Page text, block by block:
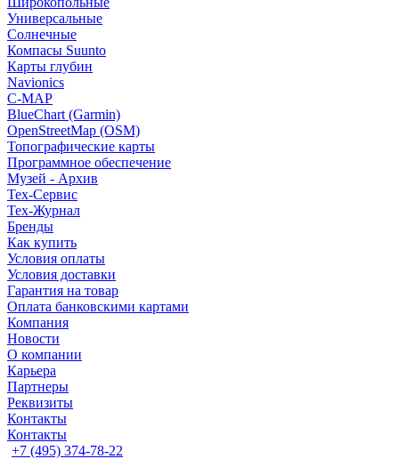
Универсальные
Солнечные
Компасы Suunto
Карты глубин
Navionics
C-MAP
BlueChart (Garmin)
OpenStreetMap (OSM)
Топографические карты
Программное обеспечение
Музей - Архив
Tex-Сервис
Тех-Журнал
Бренды
Как купить
Условия оплаты
Условия доставки
Гарантия на товар
Оплата банковскими картами
Компания
Новости
О компании
Карьера
Партнеры
Реквизиты
Контакты
Контакты
+7 (495) 374-78-22